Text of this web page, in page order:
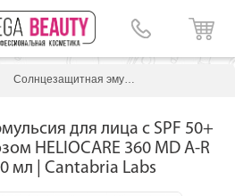
Солнцезащитная эмульсия для лица с SPF 50+ для кожи c куперозом HELIOCARE 360 MD A-R Emulsion, 50 мл | Cantabria Labs
для лица с SPF 50+
HELIOCARE 360 MD A-R
мл | Cantabria Labs